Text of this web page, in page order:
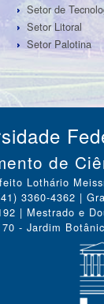
Setor de
Setor Litoral
Setor Palotina
de
Lothário
3360-4362 |
| Mestrado e
- Jardim